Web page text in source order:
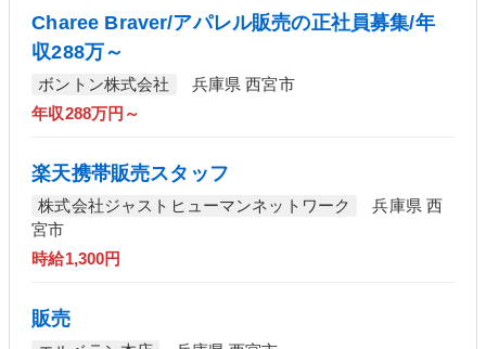
Charee Braver/アパレル販売の正社員募集/年
収288万～
ボントン株式会社
兵庫県 西宮市
年収288万円～
楽天携帯販売スタッフ
株式会社ジャストヒューマンネットワーク
兵庫県 西
宮市
時給1,300円
販売